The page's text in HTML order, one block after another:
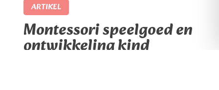
ARTIKEL
Montessori speelgoed en
ontwikkeling kind